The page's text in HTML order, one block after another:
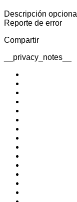
Descripción opcional
Reporte de error
Compartir
__privacy_notes__